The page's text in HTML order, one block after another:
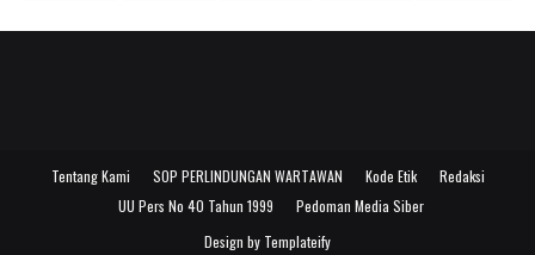
Tentang Kami SOP PERLINDUNGAN WARTAWAN Kode Etik
Redaksi
UU Pers No 40 Tahun 1999
Pedoman Media Siber
Design by Templateify